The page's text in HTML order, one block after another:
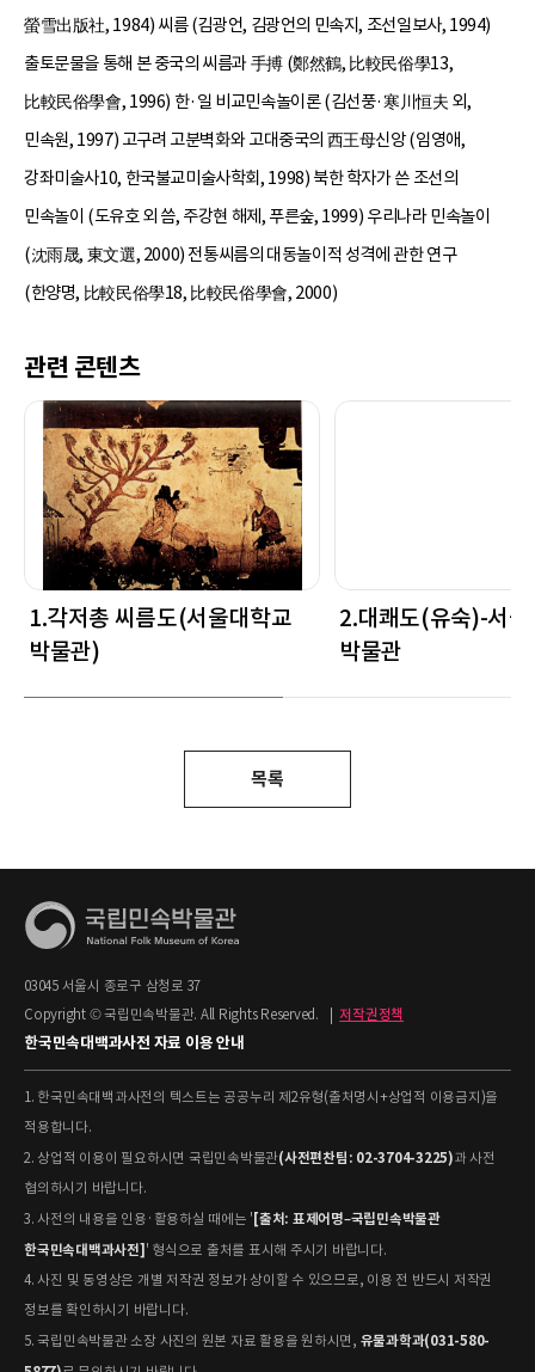
螢雪出版社, 1984) 씨름 (김광언, 김광언의 민속지, 조선일보사, 1994)
출토문물을 통해 본 중국의 씨름과 手搏 (鄭然鶴, 比較民俗學13,
比較民俗學會, 1996) 한·일 비교민속놀이론 (김선풍·寒川恒夫 외,
민속원, 1997) 고구려 고분벽화와 고대중국의 西王母신앙 (임영애,
강좌미술사10, 한국불교미술사학회, 1998) 북한 학자가 쓴 조선의
민속놀이 (도유호 외 씀, 주강현 해제, 푸른숲, 1999) 우리나라 민속놀이
(沈雨晟, 東文選, 2000) 전통씨름의 대동놀이적 성격에 관한 연구
(한양명, 比較民俗學18, 比較民俗學會, 2000)
관련 콘텐츠
1.각저총 씨름도(서울대학교
박물관)
2.대쾌도(유숙)-서울
박물관
목록
03045 서울시 종로구 삼청로 37
Copyright © 국립민속박물관. All Rights Reserved.
저작권정책
한국민속대백과사전 자료 이용 안내
1. 한국민속대백과사전의 텍스트는 공공누리 제2유형(출처명시+상업적 이용금지)을
적용합니다.
2. 상업적 이용이 필요하시면 국립민속박물관(사전편찬팀: 02-3704-3225)과 사전
협의하시기 바랍니다.
3. 사전의 내용을 인용·활용하실 때에는 ' [출처: 표제어명–국립민속박물관
한국민속대백과사전] ' 형식으로 출처를 표시해 주시기 바랍니다.
4. 사진 및 동영상은 개별 저작권 정보가 상이할 수 있으므로, 이용 전 반드시 저작권
정보를 확인하시기 바랍니다.
5. 국립민속박물관 소장 사진의 원본 자료 활용을 원하시면, 유물과학과(031-580-